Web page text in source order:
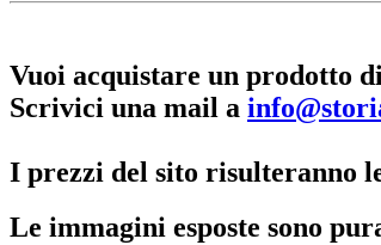
Vuoi acquistare un prodotto
Scrivici una mail a
I prezzi del sito risulteranno
Le immagini esposte sono